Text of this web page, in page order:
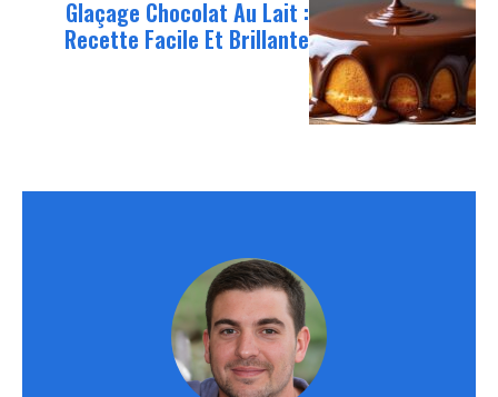
Glaçage Chocolat Au Lait :
Recette Facile Et Brillante